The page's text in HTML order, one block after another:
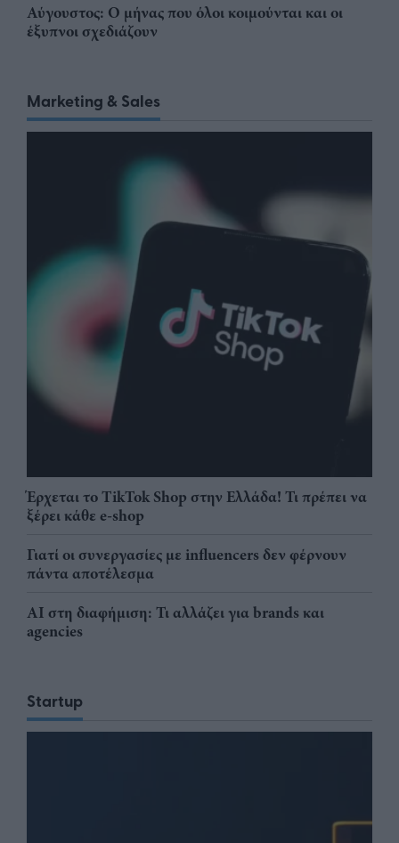
Αύγουστος: Ο μήνας που όλοι κοιμούνται και οι
έξυπνοι σχεδιάζουν
Marketing & Sales
Έρχεται το TikTok Shop στην Ελλάδα! Τι πρέπει να
ξέρει κάθε e-shop
Γιατί οι συνεργασίες με influencers δεν φέρνουν
πάντα αποτέλεσμα
AI στη διαφήμιση: Τι αλλάζει για brands και
agencies
Startup